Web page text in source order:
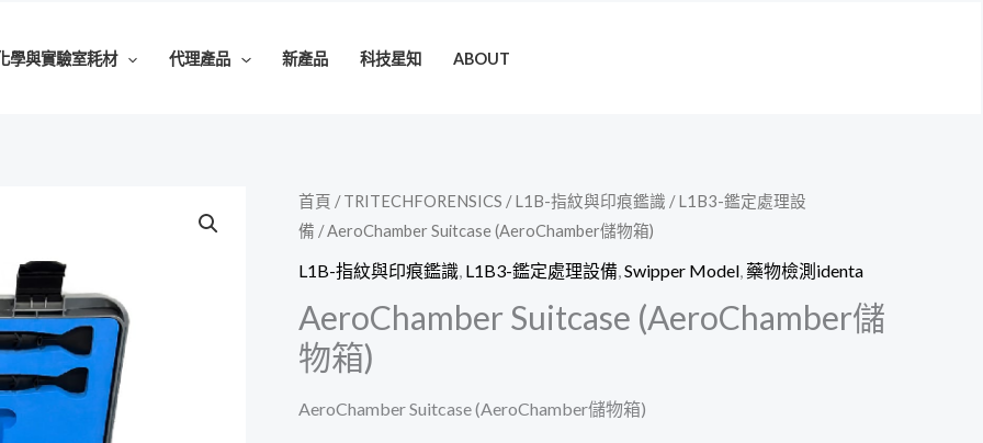
學與實驗室耗材 代理產品 新產品 科技星知 ABOUT
首頁 /TRITECHFORENSICS /L1B-指紋與印痕鑑識 /L1B3-鑑定處理設
備 / AeroChamber Suitcase (AeroChamber儲物箱)
L1B-指紋與印痕鑑識 L1B3-鑑定處理設備 Swipper Model 藥物檢測identa
AeroChamber Suitcase (AeroChamber儲
物箱)
AeroChamber Suitcase (AeroChamber儲物箱)